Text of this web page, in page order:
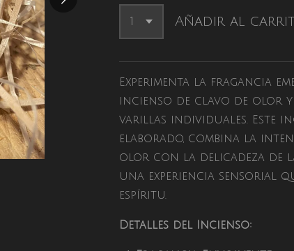
Añadir al
Experimenta la fragancia
incienso de clavo de olor
varillas individuales. Este
elaborado, combina la
olor con la delicadeza de
una experiencia sensorial
espíritu.
Detalles del Incienso: